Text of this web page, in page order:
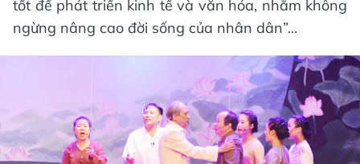
tốt để phát triển kinh tế và văn hóa, nhằm không
ngừng nâng cao đời sống của nhân dân”...